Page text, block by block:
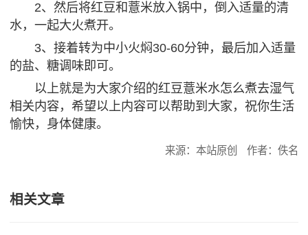
2、然后将红豆和薏米放入锅中，倒入适量的清
水，一起大火煮开。
3、接着转为中小火焖30-60分钟，最后加入适量
的盐、糖调味即可。
以上就是为大家介绍的红豆薏米水怎么煮去湿气
相关内容，希望以上内容可以帮助到大家，祝你生活
愉快，身体健康。
来源：本站原创 作者：佚名
相关文章